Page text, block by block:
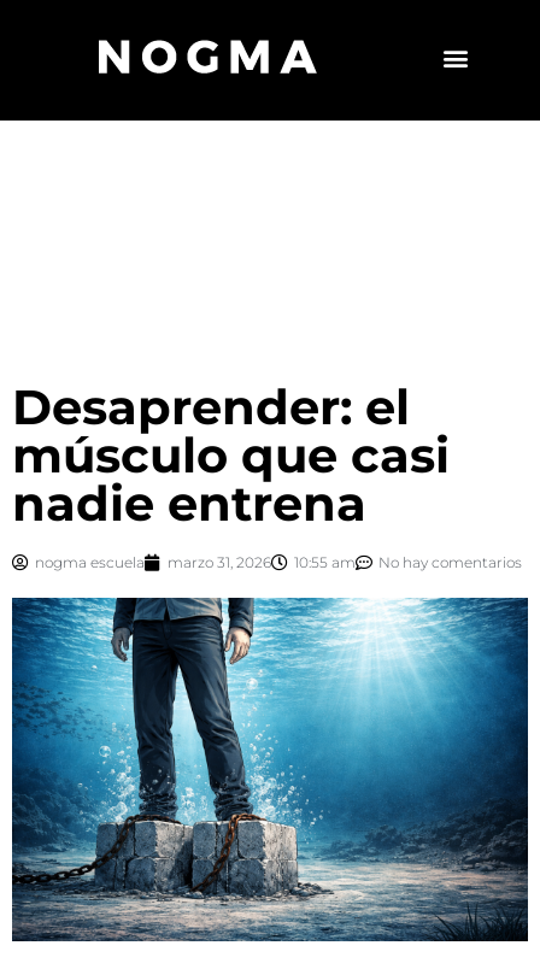
Desaprender: el
músculo que casi
nadie entrena
nogma escuela marzo 31, 2026 10:55 am No hay comentarios